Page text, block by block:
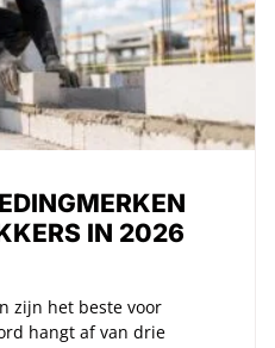
IN 2026
zijn het beste voor
hangt af van drie